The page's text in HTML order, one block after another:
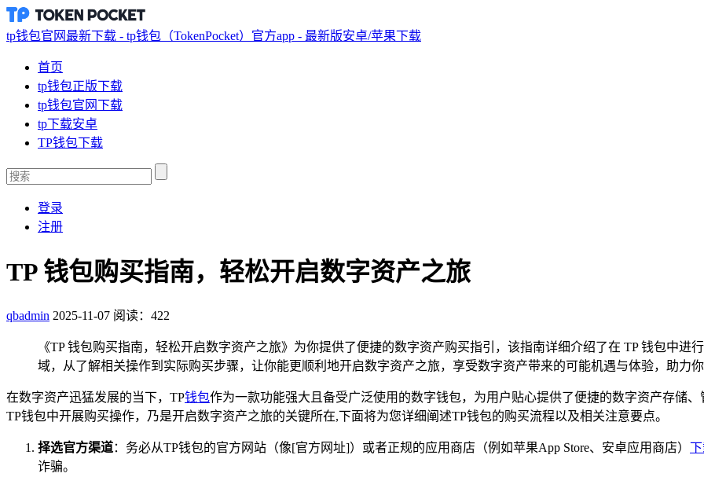
tp钱包官网最新下载 - tp钱包（TokenPocket）官方app - 最新版安卓/苹果下载
首页
tp钱包正版下载
tp钱包官网下载
tp下载安卓
TP钱包下载
登录
注册
TP 钱包购买指南，轻松开启数字资产之旅
qbadmin 2025-11-07 阅读：422
《TP 钱包购买指南，轻松开启数字资产之旅》为你提供了便捷的数字资产购买指引，该指南详细介绍了在 TP 钱包中
域，从了解相关操作到实际购买步骤，让你能更顺利地开启数字资产之旅，享受数字资产带来的可能机遇与体验，助力
在数字资产迅猛发展的当下，TP钱包作为一款功能强大且备受广泛使用的数字钱包，为用户贴心提供了便捷的数字资产存储
TP钱包中开展购买操作，乃是开启数字资产之旅的关键所在,下面将为您详细阐述TP钱包的购买流程以及相关注意要点。
择选官方渠道：务必从TP钱包的官方网站（像[官方网址]）或者正规的应用商店（例如苹果App Store、安卓应用商店）
诈骗。